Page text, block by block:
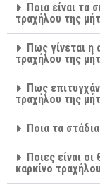
Ποια είναι τα
τραχήλου της
Πως γίνεται η
τραχήλου της
Πως
τραχήλου της
Ποια τα
Ποιες είναι
καρκίνο